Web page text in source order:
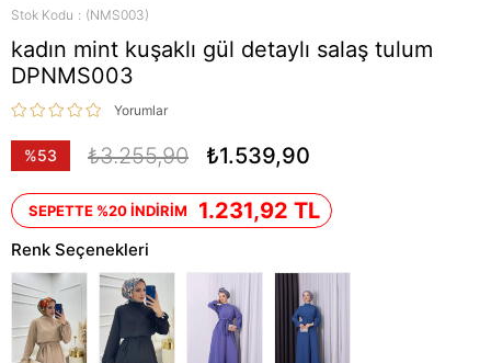
Stok Kodu (NMS003)
kadın mint kuşaklı gül detaylı salaş tulum
DPNMS003
Yorumlar
%53
₺3.255,90 ₺1.539,90
SEPETTE %20 İNDİRİM 1.231,92 TL
Renk Seçenekleri